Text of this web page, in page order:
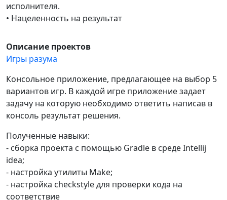
исполнителя.
• Нацеленность на результат
Описание проектов
Игры разума
Консольное приложение, предлагающее на выбор 5
вариантов игр. В каждой игре приложение задает
задачу на которую необходимо ответить написав в
консоль результат решения.
Полученные навыки:
- сборка проекта с помощью Gradle в среде Intellij
idea;
- настройка утилиты Make;
- настройка checkstyle для проверки кода на
соответствие